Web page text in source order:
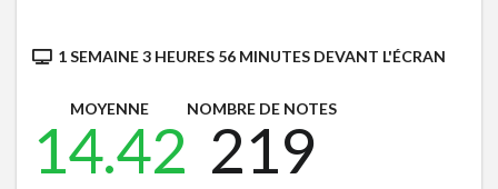
1 SEMAINE 3 HEURES 56 MINUTES DEVANT L'ÉCRAN
MOYENNE
14.42
NOMBRE DE NOTES
219